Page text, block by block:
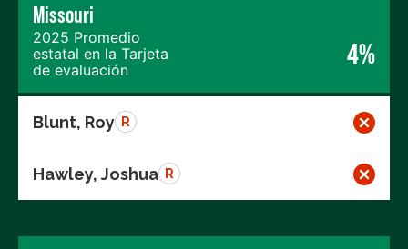
Missouri
2025 Promedio
estatal en la Tarjeta
de evaluación
4%
Blunt, Roy R
Hawley, Joshua R